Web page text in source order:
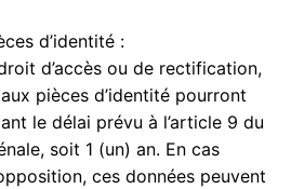
d’identité :
d’accès ou de rectification,
pièces d’identité pourront
le délai prévu à l’article 9 du
soit 1 (un) an. En cas
ces données peuvent